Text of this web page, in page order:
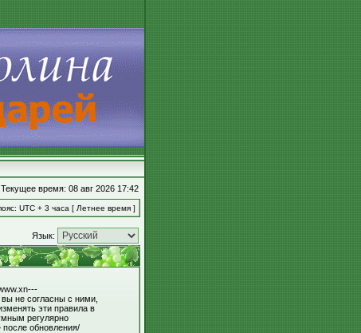
Текущее время: 08 авг 2026 17:42
UTC + 3 часа [ Летнее время ]
Язык:
не согласны с ними,
эти правила в
регулярно
после обновления/